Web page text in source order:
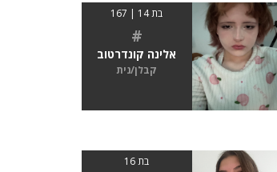
בת 14 | 167
#
אלינה קונדרטוב
קבלן/נית
בת 16